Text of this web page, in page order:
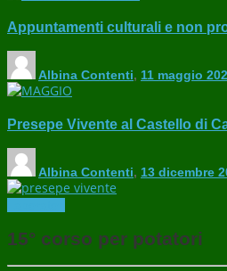
Appuntamenti culturali e non
Albina Contenti, 11 maggio
Presepe Vivente al Castello di
Albina Contenti, 13 dicembre
15° corso per potatori